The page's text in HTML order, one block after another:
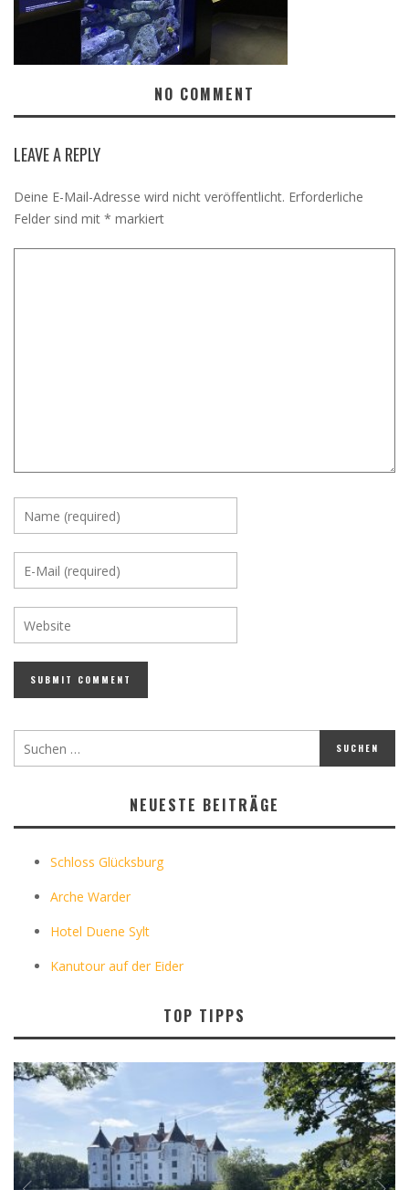
NO COMMENT
LEAVE A REPLY
Deine E-Mail-Adresse wird nicht veröffentlicht. Erforderliche
Felder sind mit * markiert
NEUESTE BEITRÄGE
Schloss Glücksburg
Arche Warder
Hotel Duene Sylt
Kanutour auf der Eider
TOP TIPPS